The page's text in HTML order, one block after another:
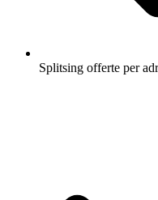
Splitsing offerte per